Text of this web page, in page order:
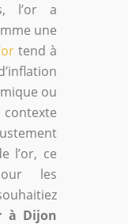
l’or a
une
tend à
ou
l’or, ce
les
à Dijon